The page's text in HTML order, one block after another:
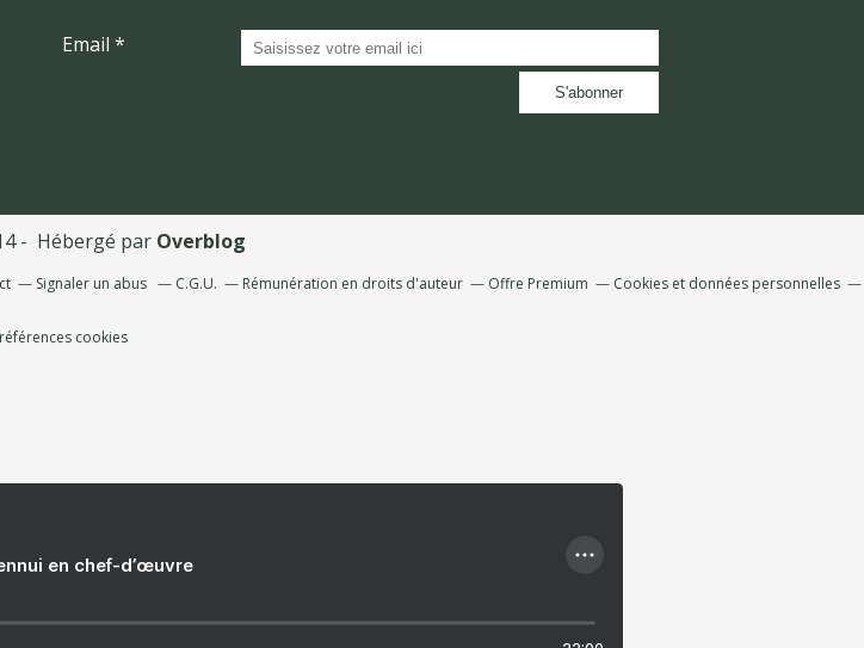
Email
- Hébergé par Overblog
Signaler un abus C.G.U. Rémunération en droits d'auteur Offre Premium Cookies et données personnelles
cookies
en chef-d’œuvre